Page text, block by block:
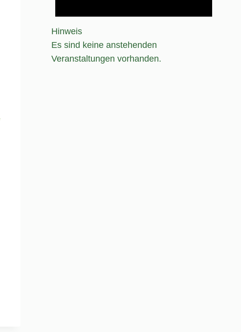
Hinweis
Es sind keine anstehenden
Veranstaltungen vorhanden.